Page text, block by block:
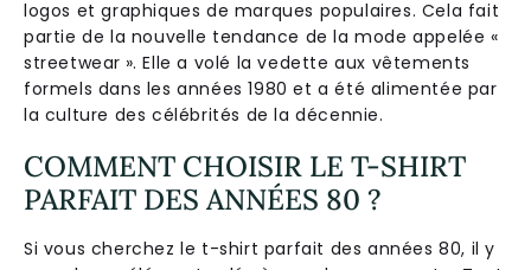
logos et graphiques de marques populaires. Cela fait
partie de la nouvelle tendance de la mode appelée «
streetwear ». Elle a volé la vedette aux vêtements
formels dans les années 1980 et a été alimentée par
la culture des célébrités de la décennie.
COMMENT CHOISIR LE T-SHIRT
PARFAIT DES ANNÉES 80 ?
Si vous cherchez le t-shirt parfait des années 80, il y